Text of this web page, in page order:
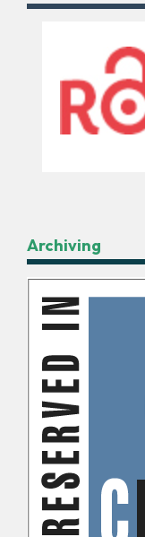
Archiving